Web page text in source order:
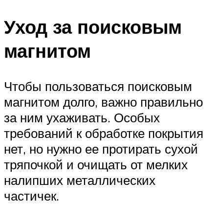
Уход за поисковым
магнитом
Чтобы пользоваться поисковым
магнитом долго, важно правильно
за ним ухаживать. Особых
требований к обработке покрытия
нет, но нужно ее протирать сухой
тряпочкой и очищать от мелких
налипших металлических
частичек.